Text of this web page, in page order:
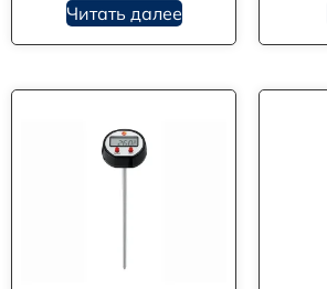
Читать далее